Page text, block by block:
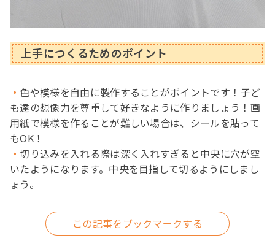
上手につくるためのポイント
色や模様を自由に製作することがポイントです！子ど
も達の想像力を尊重して好きなように作りましょう！画
用紙で模様を作ることが難しい場合は、シールを貼って
もOK！
切り込みを入れる際は深く入れすぎると中央に穴が空
いたようになります。中央を目指して切るようにしまし
ょう。